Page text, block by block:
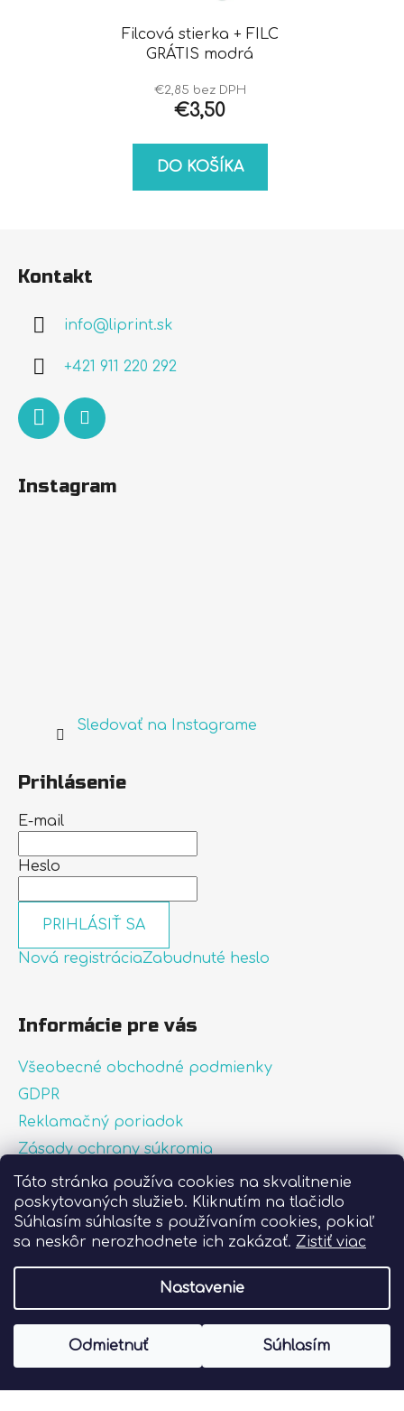
Táto stránka používa cookies na skvalitnenie
poskytovaných služieb. Kliknutím na tlačidlo
Súhlasím súhlasíte s používaním cookies, pokiaľ
sa neskôr nerozhodnete ich zakázať. Zistiť viac
Nastavenie
Odmietnuť Súhlasím
Filcová stierka + FILC
GRÁTIS modrá
€2,85 bez DPH
€3,50
DO KOŠÍKA
Kontakt
info@liprint.sk
+421 911 220 292
Instagram
Sledovať na Instagrame
Prihlásenie
E-mail
Heslo
PRIHLÁSIŤ SA
Nová registráciaZabudnuté heslo
Informácie pre vás
Všeobecné obchodné podmienky
GDPR
Reklamačný poriadok
Zásady ochrany súkromia
Zásady používania súborov cookies
O nás
FAQ
Vytvoril Shoptet
Copyright 2026
. Všetky práva
vyhradené.Upraviť nastavenie cookies